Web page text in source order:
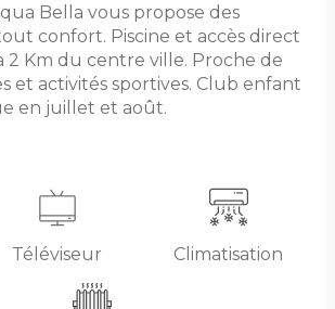
Bella vous propose des
confort. Piscine et accès direct
2 Km du centre ville. Proche de
et activités sportives. Club enfant
en juillet et août.
Téléviseur Climatisation